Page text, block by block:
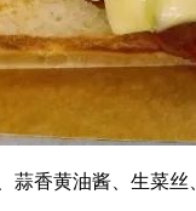
蒜香黄油酱、生菜